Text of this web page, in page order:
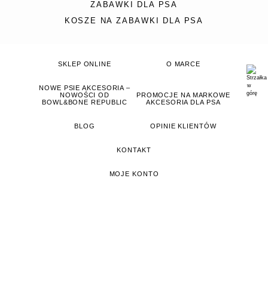
ZABAWKI DLA PSA
KOSZE NA ZABAWKI DLA PSA
SKLEP ONLINE O MARCE
NOWE PSIE AKCESORIA –
NOWOŚCI OD
BOWL&BONE REPUBLIC
PROMOCJE NA MARKOWE
AKCESORIA DLA PSA
BLOG OPINIE KLIENTÓW
KONTAKT
MOJE KONTO